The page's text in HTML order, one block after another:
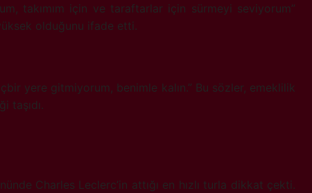
takımım için ve taraftarlar için sürmeyi seviyorum”
olduğunu ifade etti.
yere gitmiyorum, benimle kalın.” Bu sözler, emeklilik
taşıdı.
Charles Leclerc’in attığı en hızlı turla dikkat çekti.